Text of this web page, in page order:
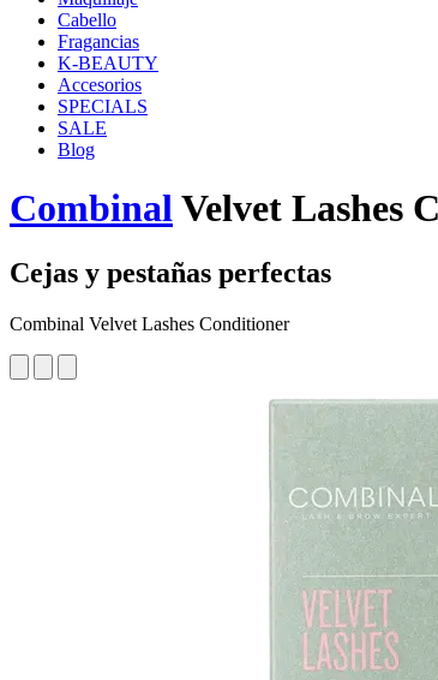
Cabello
Fragancias
K-BEAUTY
Accesorios
SPECIALS
SALE
Blog
CombinalVelvet Lashes
Cejas y pestañas perfectas
Combinal Velvet Lashes Conditioner